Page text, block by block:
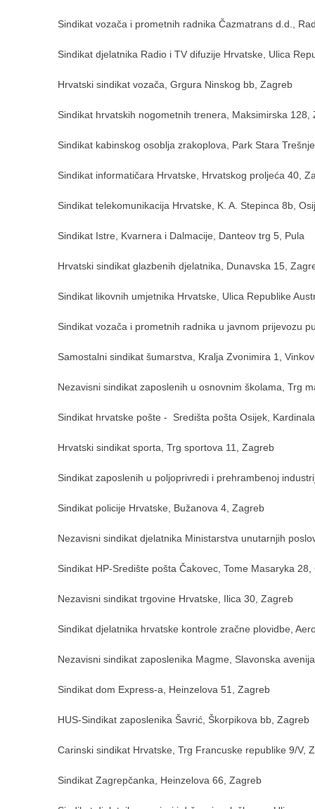
Sindikat vozača i prometnih radnika Čazmatrans d.d.,
Sindikat djelatnika Radio i TV difuzije Hrvatske, Ulica
Hrvatski sindikat vozača, Grgura Ninskog bb, Zagreb
Sindikat hrvatskih nogometnih trenera, Maksimirska 128,
Sindikat kabinskog osoblja zrakoplova, Park Stara
Sindikat informatičara Hrvatske, Hrvatskog proljeća 40,
Sindikat telekomunikacija Hrvatske, K. A. Stepinca 8b,
Sindikat Istre, Kvarnera i Dalmacije, Danteov trg 5, Pula
Hrvatski sindikat glazbenih djelatnika, Dunavska 15,
Sindikat likovnih umjetnika Hrvatske, Ulica Republike
Sindikat vozača i prometnih radnika u javnom prijevozu
Samostalni sindikat šumarstva, Kralja Zvonimira 1,
Nezavisni sindikat zaposlenih u osnovnim školama, Trg
Sindikat hrvatske pošte - Središta pošta Osijek,
Hrvatski sindikat sporta, Trg sportova 11, Zagreb
Sindikat zaposlenih u poljoprivredi i prehrambenoj
Sindikat policije Hrvatske, Bužanova 4, Zagreb
Nezavisni sindikat djelatnika Ministarstva unutarnjih
Sindikat HP-Središte pošta Čakovec, Tome Masaryka 28,
Nezavisni sindikat trgovine Hrvatske, Ilica 30, Zagreb
Sindikat djelatnika hrvatske kontrole zračne plovidbe,
Nezavisni sindikat zaposlenika Magme, Slavonska
Sindikat dom Express-a, Heinzelova 51, Zagreb
HUS-Sindikat zaposlenika Šavrić, Škorpikova bb, Zagreb
Carinski sindikat Hrvatske, Trg Francuske republike 9/V,
Sindikat Zagrepčanka, Heinzelova 66, Zagreb